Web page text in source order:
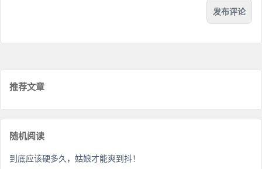
推荐文章
随机阅读
到底应该硬多久，姑娘才能爽到抖！